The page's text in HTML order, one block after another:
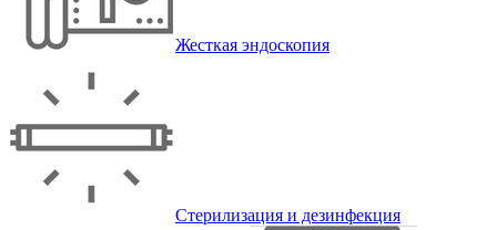
Жесткая эндоскопия
Стерилизация и дезинфекция